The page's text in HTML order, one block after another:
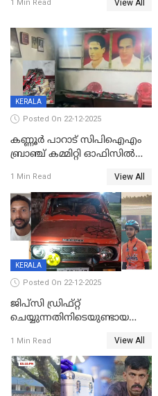
1 Min Read View All
KERALA
Posted On 22-12-2025
കണ്ണൂർ പാറാട് സിപിഐഎം
ബ്രാഞ്ച് കമ്മിറ്റി ഓഫിസിൽ
ചിത്രങ്ങളടക്കം കത്തിയ
നിലയിൽ
1 Min Read View All
KERALA
Posted On 22-12-2025
ജിപ്സി ഡ്രിഫ്റ്റ്
ചെയ്യുന്നതിനിടെയുണ്ടായ
ദാരുണാന്ത്യം; ജീപ്സി
ഓടിച്ചയാൾ അറസ്റ്റിൽ.
1 Min Read View All